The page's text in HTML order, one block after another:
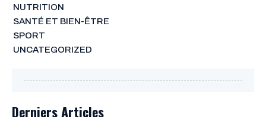
NUTRITION
SANTÉ ET BIEN-ÊTRE
SPORT
UNCATEGORIZED
Derniers Articles